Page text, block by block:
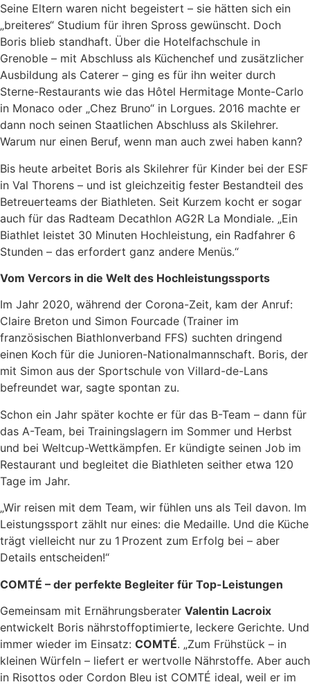
Seine Eltern waren nicht begeistert – sie hätten sich ein
„breiteres“ Studium für ihren Spross gewünscht. Doch
Boris blieb standhaft. Über die Hotelfachschule in
Grenoble – mit Abschluss als Küchenchef und zusätzlicher
Ausbildung als Caterer – ging es für ihn weiter durch
Sterne-Restaurants wie das Hôtel Hermitage Monte-Carlo
in Monaco oder „Chez Bruno“ in Lorgues. 2016 machte er
dann noch seinen Staatlichen Abschluss als Skilehrer.
Warum nur einen Beruf, wenn man auch zwei haben kann?
Bis heute arbeitet Boris als Skilehrer für Kinder bei der ESF
in Val Thorens – und ist gleichzeitig fester Bestandteil des
Betreuerteams der Biathleten. Seit Kurzem kocht er sogar
auch für das Radteam Decathlon AG2R La Mondiale. „Ein
Biathlet leistet 30 Minuten Hochleistung, ein Radfahrer 6
Stunden – das erfordert ganz andere Menüs.“
Vom Vercors in die Welt des Hochleistungssports
Im Jahr 2020, während der Corona-Zeit, kam der Anruf:
Claire Breton und Simon Fourcade (Trainer im
französischen Biathlonverband FFS) suchten dringend
einen Koch für die Junioren-Nationalmannschaft. Boris, der
mit Simon aus der Sportschule von Villard-de-Lans
befreundet war, sagte spontan zu.
Schon ein Jahr später kochte er für das B-Team – dann für
das A-Team, bei Trainingslagern im Sommer und Herbst
und bei Weltcup-Wettkämpfen. Er kündigte seinen Job im
Restaurant und begleitet die Biathleten seither etwa 120
Tage im Jahr.
„Wir reisen mit dem Team, wir fühlen uns als Teil davon. Im
Leistungssport zählt nur eines: die Medaille. Und die Küche
trägt vielleicht nur zu 1 Prozent zum Erfolg bei – aber
Details entscheiden!“
COMTÉ – der perfekte Begleiter für Top-Leistungen
Gemeinsam mit Ernährungsberater Valentin Lacroix
entwickelt Boris nährstoffoptimierte, leckere Gerichte. Und
immer wieder im Einsatz: COMTÉ. „Zum Frühstück – in
kleinen Würfeln – liefert er wertvolle Nährstoffe. Aber auch
in Risottos oder Cordon Bleu ist COMTÉ ideal, weil er im